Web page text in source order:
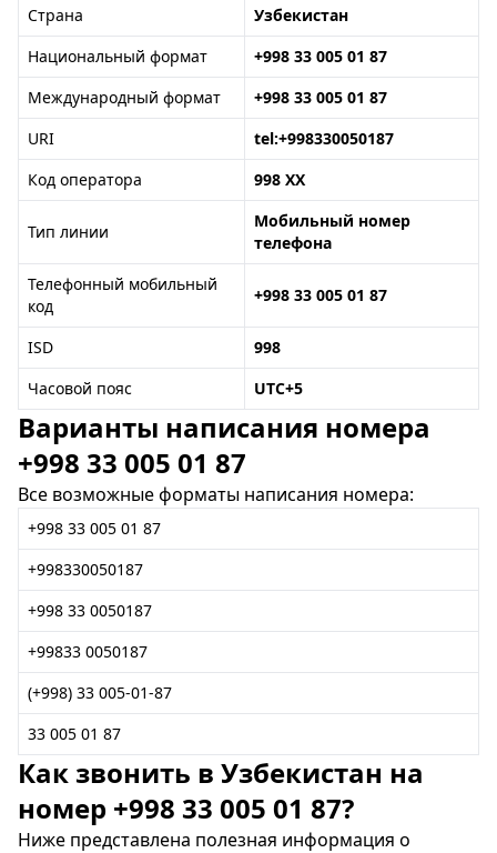
Страна
Узбекистан
Национальный формат
+998 33 005 01 87
Международный формат
+998 33 005 01 87
URI
tel:+998330050187
Код оператора
998 XX
Тип линии
Мобильный номер
телефона
Телефонный мобильный
код
+998 33 005 01 87
ISD
998
Часовой пояс
UTC+5
Варианты написания номера
+998 33 005 01 87
Все возможные форматы написания номера:
+998 33 005 01 87
+998330050187
+998 33 0050187
+99833 0050187
(+998) 33 005-01-87
33 005 01 87
Как звонить в Узбекистан на
номер +998 33 005 01 87?
Ниже представлена полезная информация о